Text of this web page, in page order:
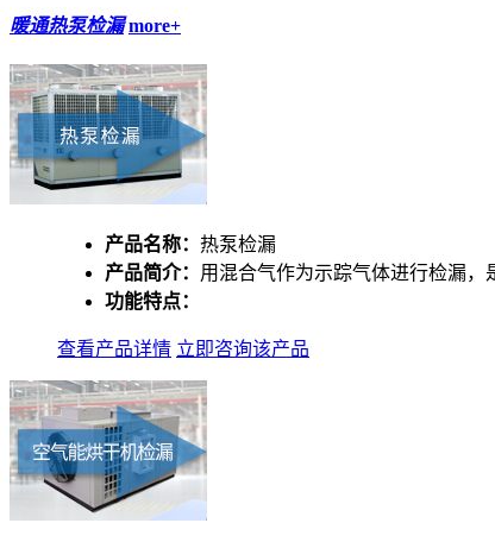
暖通热泵检漏 more+
产品名称： 热泵检漏
产品简介： 用混合气作为示踪气体进行检漏，
功能特点：
查看产品详情 立即咨询该产品